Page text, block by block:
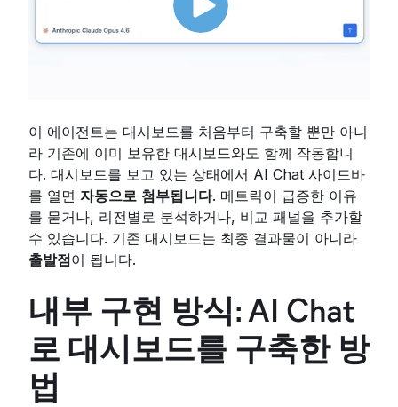
이 에이전트는 대시보드를 처음부터 구축할 뿐만 아니
라 기존에 이미 보유한 대시보드와도 함께 작동합니
다. 대시보드를 보고 있는 상태에서 AI Chat 사이드바
를 열면 자동으로 첨부됩니다. 메트릭이 급증한 이유
를 묻거나, 리전별로 분석하거나, 비교 패널을 추가할
수 있습니다. 기존 대시보드는 최종 결과물이 아니라
출발점이 됩니다.
내부 구현 방식: AI Chat
로 대시보드를 구축한 방
법